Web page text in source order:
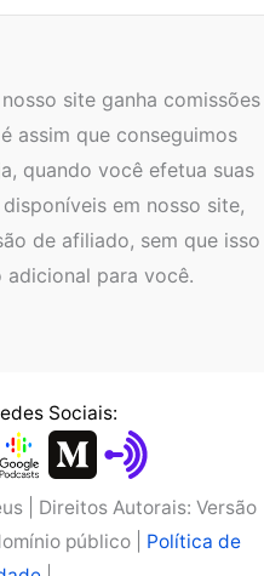
site ganha comissões
assim que conseguimos
quando você efetua suas
em nosso site,
de afiliado, sem que isso
adicional para você.
Sociais:
| Direitos Autorais: Versão
público | Política de